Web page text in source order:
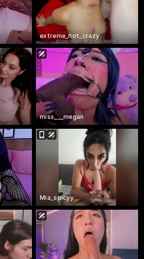
extreme_hot_crazy
miss___megan
Mia_spicyy